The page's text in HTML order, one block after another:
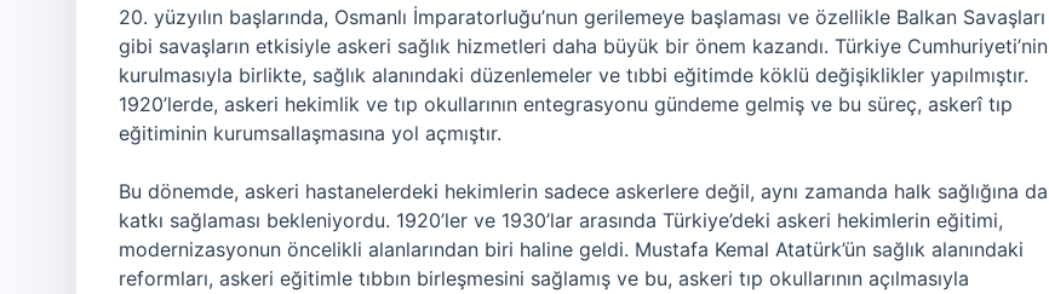
20. yüzyılın başlarında, Osmanlı İmparatorluğu’nun gerilemeye başlaması ve özellikle Balkan Savaşları
gibi savaşların etkisiyle askeri sağlık hizmetleri daha büyük bir önem kazandı. Türkiye Cumhuriyeti’nin
kurulmasıyla birlikte, sağlık alanındaki düzenlemeler ve tıbbi eğitimde köklü değişiklikler yapılmıştır.
1920’lerde, askeri hekimlik ve tıp okullarının entegrasyonu gündeme gelmiş ve bu süreç, askerî tıp
eğitiminin kurumsallaşmasına yol açmıştır.
Bu dönemde, askeri hastanelerdeki hekimlerin sadece askerlere değil, aynı zamanda halk sağlığına da
katkı sağlaması bekleniyordu. 1920’ler ve 1930’lar arasında Türkiye’deki askeri hekimlerin eğitimi,
modernizasyonun öncelikli alanlarından biri haline geldi. Mustafa Kemal Atatürk’ün sağlık alanındaki
reformları, askeri eğitimle tıbbın birleşmesini sağlamış ve bu, askeri tıp okullarının açılmasıyla